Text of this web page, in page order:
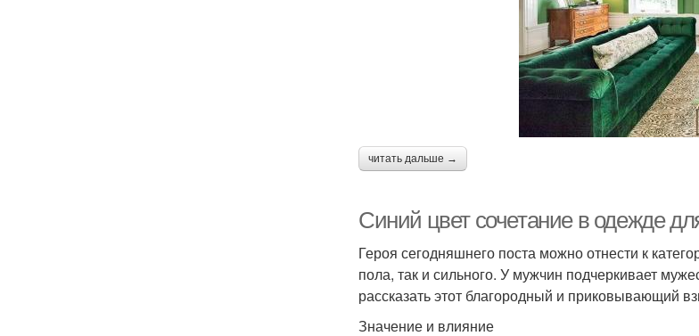
читать дальше →
Синий цвет сочетание в одежде
Героя сегодняшнего поста можно отнести к
пола, так и сильного. У мужчин подчеркивает
рассказать этот благородный и приковывающий
Значение и влияние